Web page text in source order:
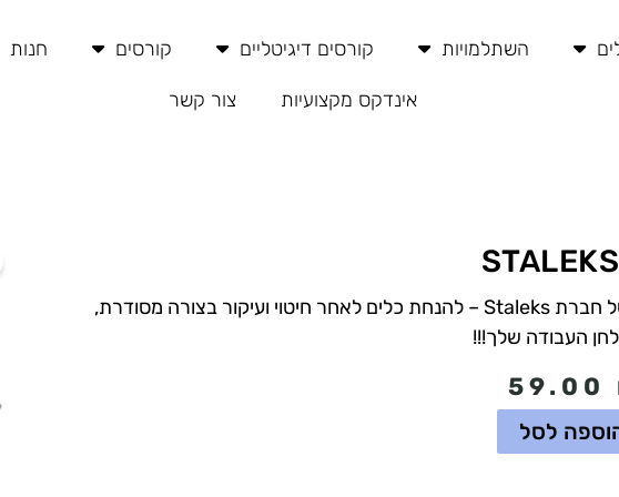
השתלמויות קורסים דיגיטליים קורסים חנות
אינדקס מקצועיות צור קשר
מגש העשוי מנירוסטה של חברת Staleks – להנחת כלים לאחר חיטוי ועיקור בצורה מסודרת,
העבודה שלך!!!
59.00המחיר
הוא:
לסל